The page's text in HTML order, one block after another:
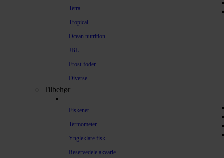
Tetra
Tropical
Ocean nutrition
JBL
Frost-foder
Diverse
Tilbehør
Fiskenet
Termometer
Yngleklare fisk
Reservedele akvarie